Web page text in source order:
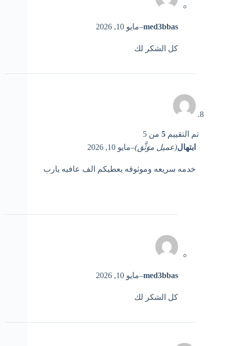
med3bbas
–مايو 10, 2026
كل الشكر لك
تم التقييم 5من 5
ابتهال(عميل موَثَّق)–مايو 10, 2026
خدمه سريعه وموثوقه يعطيكم الف عافيه يارب
med3bbas
–مايو 10, 2026
كل الشكر لك